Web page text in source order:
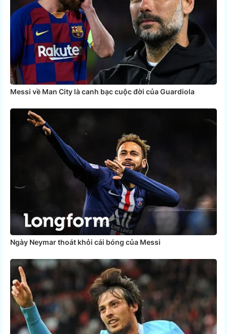
Messi về Man City là canh bạc cuộc đời của Guardiola
Ngày Neymar thoát khỏi cái bóng của Messi